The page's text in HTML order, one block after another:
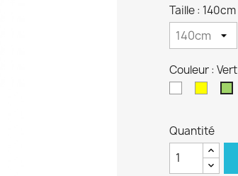
Taille : 140cm
Couleur : Vert
Quantité